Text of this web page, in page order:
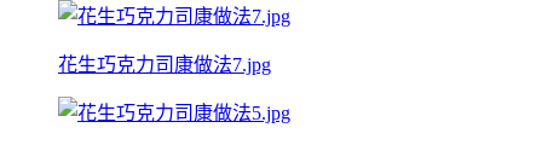
花生巧克力司康做法7.jpg